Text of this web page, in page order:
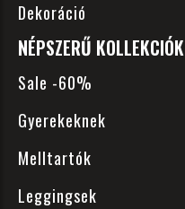
Dekoráció
NÉPSZERŰ KOLLEKCIÓK
Sale -60%
Gyerekeknek
Melltartók
Leggingsek